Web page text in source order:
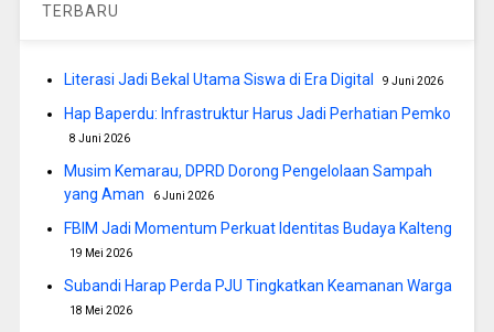
TERBARU
Literasi Jadi Bekal Utama Siswa di Era Digital 9 Juni 2026
Hap Baperdu: Infrastruktur Harus Jadi Perhatian Pemko
8 Juni 2026
Musim Kemarau, DPRD Dorong Pengelolaan Sampah
yang Aman
6 Juni 2026
FBIM Jadi Momentum Perkuat Identitas Budaya Kalteng
19 Mei 2026
Subandi Harap Perda PJU Tingkatkan Keamanan Warga
18 Mei 2026